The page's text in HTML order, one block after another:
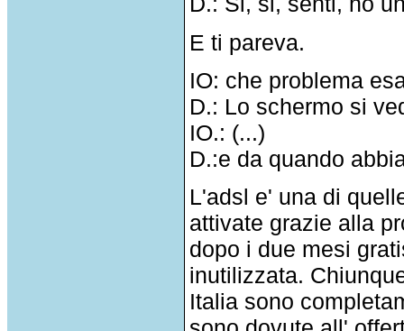
E ti pareva.
IO: che problema
D.: Lo schermo si
IO.: (...)
D.:e da quando
L'adsl e' una di
attivate grazie alla
dopo i due mesi
inutilizzata.
Italia sono